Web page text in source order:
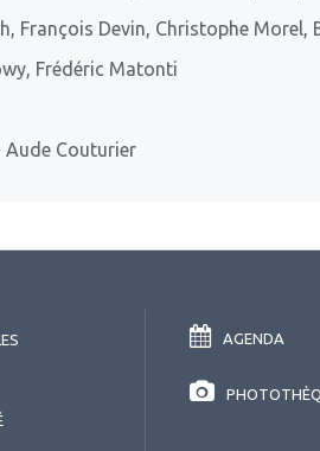
François Devin, Christophe Morel,
Frédéric Matonti
Aude Couturier
AGENDA